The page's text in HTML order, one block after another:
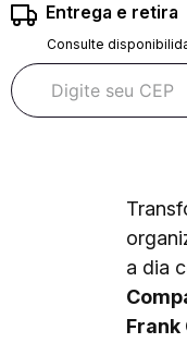
Entrega e retira
Consulte
a dia
Frank